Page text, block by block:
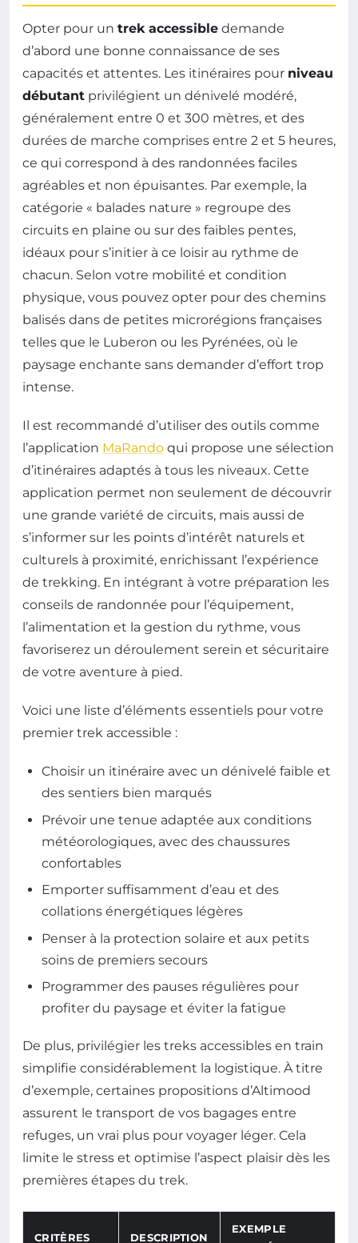
Opter pour un trek accessible demande
d’abord une bonne connaissance de ses
capacités et attentes. Les itinéraires pour niveau
débutant privilégient un dénivelé modéré,
généralement entre 0 et 300 mètres, et des
durées de marche comprises entre 2 et 5 heures,
ce qui correspond à des randonnées faciles
agréables et non épuisantes. Par exemple, la
catégorie « balades nature » regroupe des
circuits en plaine ou sur des faibles pentes,
idéaux pour s’initier à ce loisir au rythme de
chacun. Selon votre mobilité et condition
physique, vous pouvez opter pour des chemins
balisés dans de petites microrégions françaises
telles que le Luberon ou les Pyrénées, où le
paysage enchante sans demander d’effort trop
intense.
Il est recommandé d’utiliser des outils comme
l’application MaRando qui propose une sélection
d’itinéraires adaptés à tous les niveaux. Cette
application permet non seulement de découvrir
une grande variété de circuits, mais aussi de
s’informer sur les points d’intérêt naturels et
culturels à proximité, enrichissant l’expérience
de trekking. En intégrant à votre préparation les
conseils de randonnée pour l’équipement,
l’alimentation et la gestion du rythme, vous
favoriserez un déroulement serein et sécuritaire
de votre aventure à pied.
Voici une liste d’éléments essentiels pour votre
premier trek accessible :
Choisir un itinéraire avec un dénivelé faible et
des sentiers bien marqués
Prévoir une tenue adaptée aux conditions
météorologiques, avec des chaussures
confortables
Emporter suffisamment d’eau et des
collations énergétiques légères
Penser à la protection solaire et aux petits
soins de premiers secours
Programmer des pauses régulières pour
profiter du paysage et éviter la fatigue
De plus, privilégier les treks accessibles en train
simplifie considérablement la logistique. À titre
d’exemple, certaines propositions d’Altimood
assurent le transport de vos bagages entre
refuges, un vrai plus pour voyager léger. Cela
limite le stress et optimise l’aspect plaisir dès les
premières étapes du trek.
CRITÈRES DESCRIPTION
EXEMPLE